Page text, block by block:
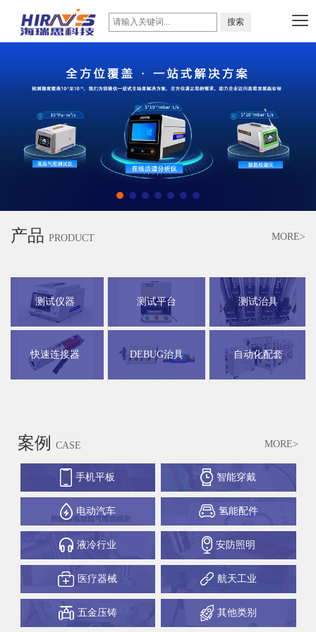
产品 PRODUCT MORE>
测试仪器 测试平台 测试治具
快速连接器 DEBUG治具 自动化配套
案例 CASE MORE>
手机平板 智能穿戴
电动汽车 氢能配件
液冷行业 安防照明
医疗器械 航天工业
五金压铸 其他类别